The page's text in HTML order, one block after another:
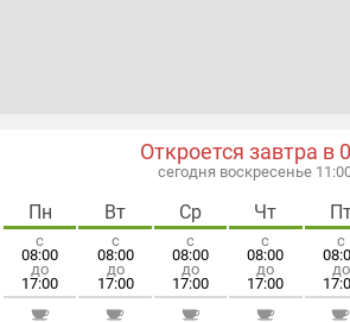
Откроется завтра в
сегодня воскресенье
Пн
с
08:00
до
17:00
Вт
с
08:00
до
17:00
Ср
с
08:00
до
17:00
Чт
с
08:00
до
17:00
с
до